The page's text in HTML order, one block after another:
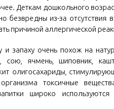
Деткам дошкольного
безвредны из-за
причиной аллергической
и запаху очень похож на
сою, ячмень, шиповник,
олигосахариды,
токсичные
широко